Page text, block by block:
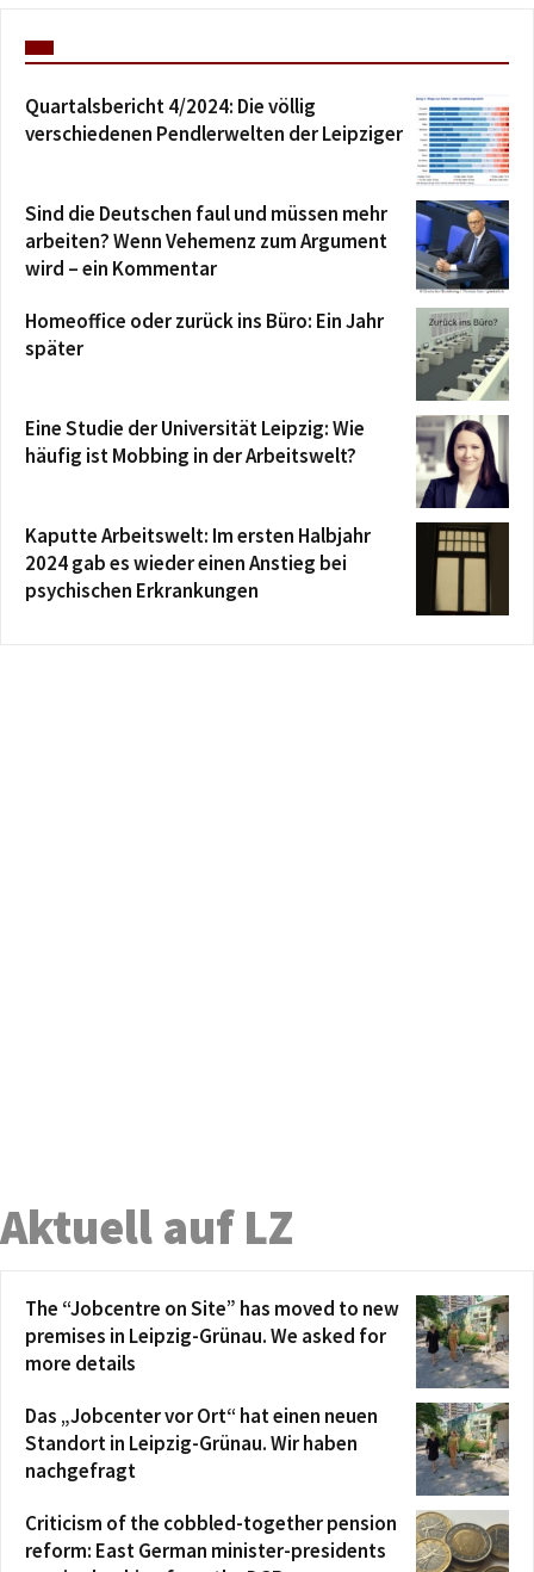
Quartalsbericht 4/2024: Die völlig
verschiedenen Pendlerwelten der Leipziger
Sind die Deutschen faul und müssen mehr
arbeiten? Wenn Vehemenz zum Argument
wird – ein Kommentar
Homeoffice oder zurück ins Büro: Ein Jahr
später
Eine Studie der Universität Leipzig: Wie
häufig ist Mobbing in der Arbeitswelt?
Kaputte Arbeitswelt: Im ersten Halbjahr
2024 gab es wieder einen Anstieg bei
psychischen Erkrankungen
Aktuell auf LZ
The “Jobcentre on Site” has moved to new
premises in Leipzig-Grünau. We asked for
more details
Das „Jobcenter vor Ort“ hat einen neuen
Standort in Leipzig-Grünau. Wir haben
nachgefragt
Criticism of the cobbled-together pension
reform: East German minister-presidents